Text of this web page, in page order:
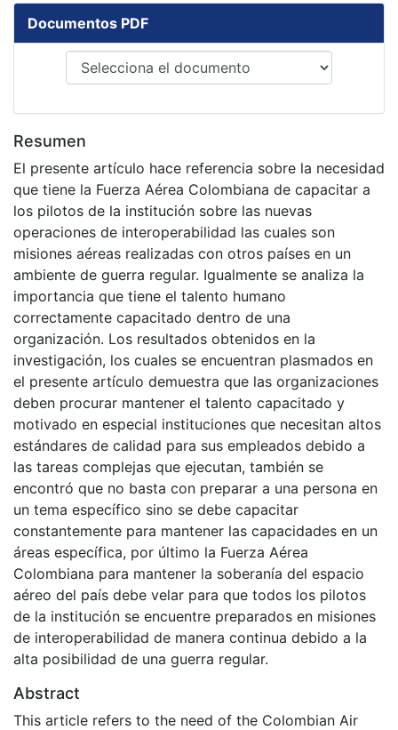
Documentos PDF
Resumen
El presente artículo hace referencia sobre la necesidad
que tiene la Fuerza Aérea Colombiana de capacitar a
los pilotos de la institución sobre las nuevas
operaciones de interoperabilidad las cuales son
misiones aéreas realizadas con otros países en un
ambiente de guerra regular. Igualmente se analiza la
importancia que tiene el talento humano
correctamente capacitado dentro de una
organización. Los resultados obtenidos en la
investigación, los cuales se encuentran plasmados en
el presente artículo demuestra que las organizaciones
deben procurar mantener el talento capacitado y
motivado en especial instituciones que necesitan altos
estándares de calidad para sus empleados debido a
las tareas complejas que ejecutan, también se
encontró que no basta con preparar a una persona en
un tema específico sino se debe capacitar
constantemente para mantener las capacidades en un
áreas específica, por último la Fuerza Aérea
Colombiana para mantener la soberanía del espacio
aéreo del país debe velar para que todos los pilotos
de la institución se encuentre preparados en misiones
de interoperabilidad de manera continua debido a la
alta posibilidad de una guerra regular.
Abstract
This article refers to the need of the Colombian Air